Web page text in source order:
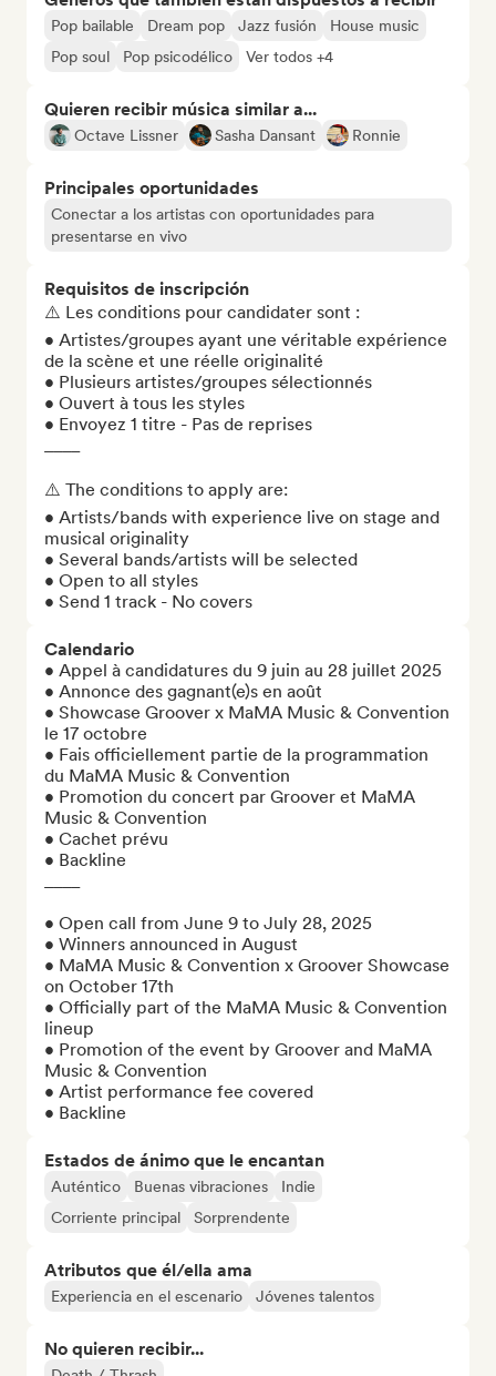
Pop bailable Dream pop Jazz fusión
House music
Pop soul
Pop psicodélico Ver todos +4
Quieren recibir música similar a...
Octave Lissner Sasha Dansant Ronnie
Principales oportunidades
Conectar a los artistas con oportunidades para
presentarse en vivo
Requisitos de inscripción
⚠️ Les conditions pour candidater sont :
• Artistes/groupes ayant une véritable expérience
de la scène et une réelle originalité
• Plusieurs artistes/groupes sélectionnés
• Ouvert à tous les styles
• Envoyez 1 titre - Pas de reprises
⚠️ The conditions to apply are:
• Artists/bands with experience live on stage and
musical originality
• Several bands/artists will be selected
• Open to all styles
• Send 1 track - No covers
Calendario
• Appel à candidatures du 9 juin au 28 juillet 2025
• Annonce des gagnant(e)s en août
• Showcase Groover x MaMA Music & Convention
le 17 octobre
• Fais officiellement partie de la programmation
du MaMA Music & Convention
• Promotion du concert par Groover et MaMA
Music & Convention
• Cachet prévu
• Backline
• Open call from June 9 to July 28, 2025
• Winners announced in August
• MaMA Music & Convention x Groover Showcase
on October 17th
• Officially part of the MaMA Music & Convention
lineup
• Promotion of the event by Groover and MaMA
Music & Convention
• Artist performance fee covered
• Backline
Estados de ánimo que le encantan
Auténtico Buenas vibraciones
Indie
Corriente principal
Sorprendente
Atributos que él/ella ama
Experiencia en el escenario Jóvenes talentos
No quieren recibir...